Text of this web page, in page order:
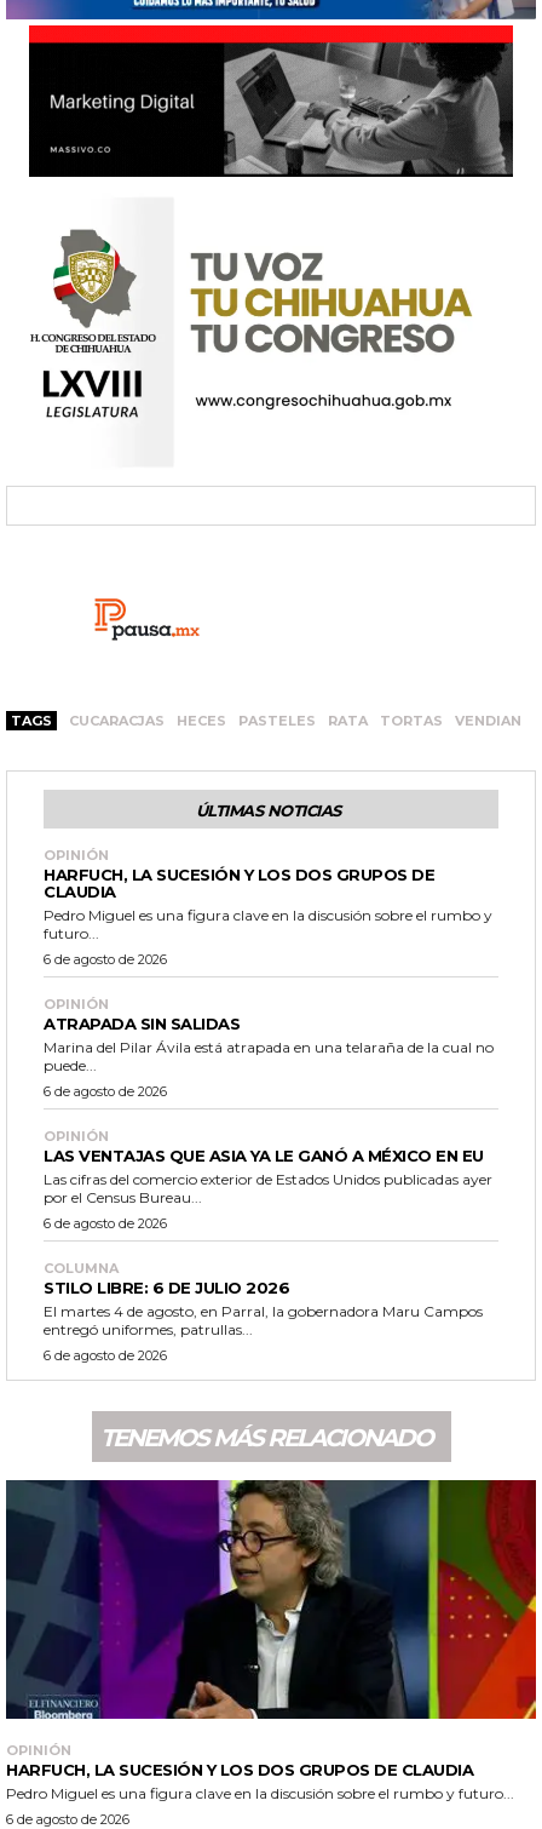
TAGS CUCARACJAS HECES PASTELES RATA TORTAS VENDIAN
ÚLTIMAS NOTICIAS
OPINIÓN
HARFUCH, LA SUCESIÓN Y LOS DOS GRUPOS DE
CLAUDIA
Pedro Miguel es una figura clave en la discusión sobre el rumbo y
futuro...
6 de agosto de 2026
OPINIÓN
ATRAPADA SIN SALIDAS
Marina del Pilar Ávila está atrapada en una telaraña de la cual no
puede...
6 de agosto de 2026
OPINIÓN
LAS VENTAJAS QUE ASIA YA LE GANÓ A MÉXICO EN EU
Las cifras del comercio exterior de Estados Unidos publicadas ayer
por el Census Bureau...
6 de agosto de 2026
COLUMNA
STILO LIBRE: 6 DE JULIO 2026
El martes 4 de agosto, en Parral, la gobernadora Maru Campos
entregó uniformes, patrullas...
6 de agosto de 2026
TENEMOS MÁS RELACIONADO
OPINIÓN
HARFUCH, LA SUCESIÓN Y LOS DOS GRUPOS DE CLAUDIA
Pedro Miguel es una figura clave en la discusión sobre el rumbo y futuro...
6 de agosto de 2026